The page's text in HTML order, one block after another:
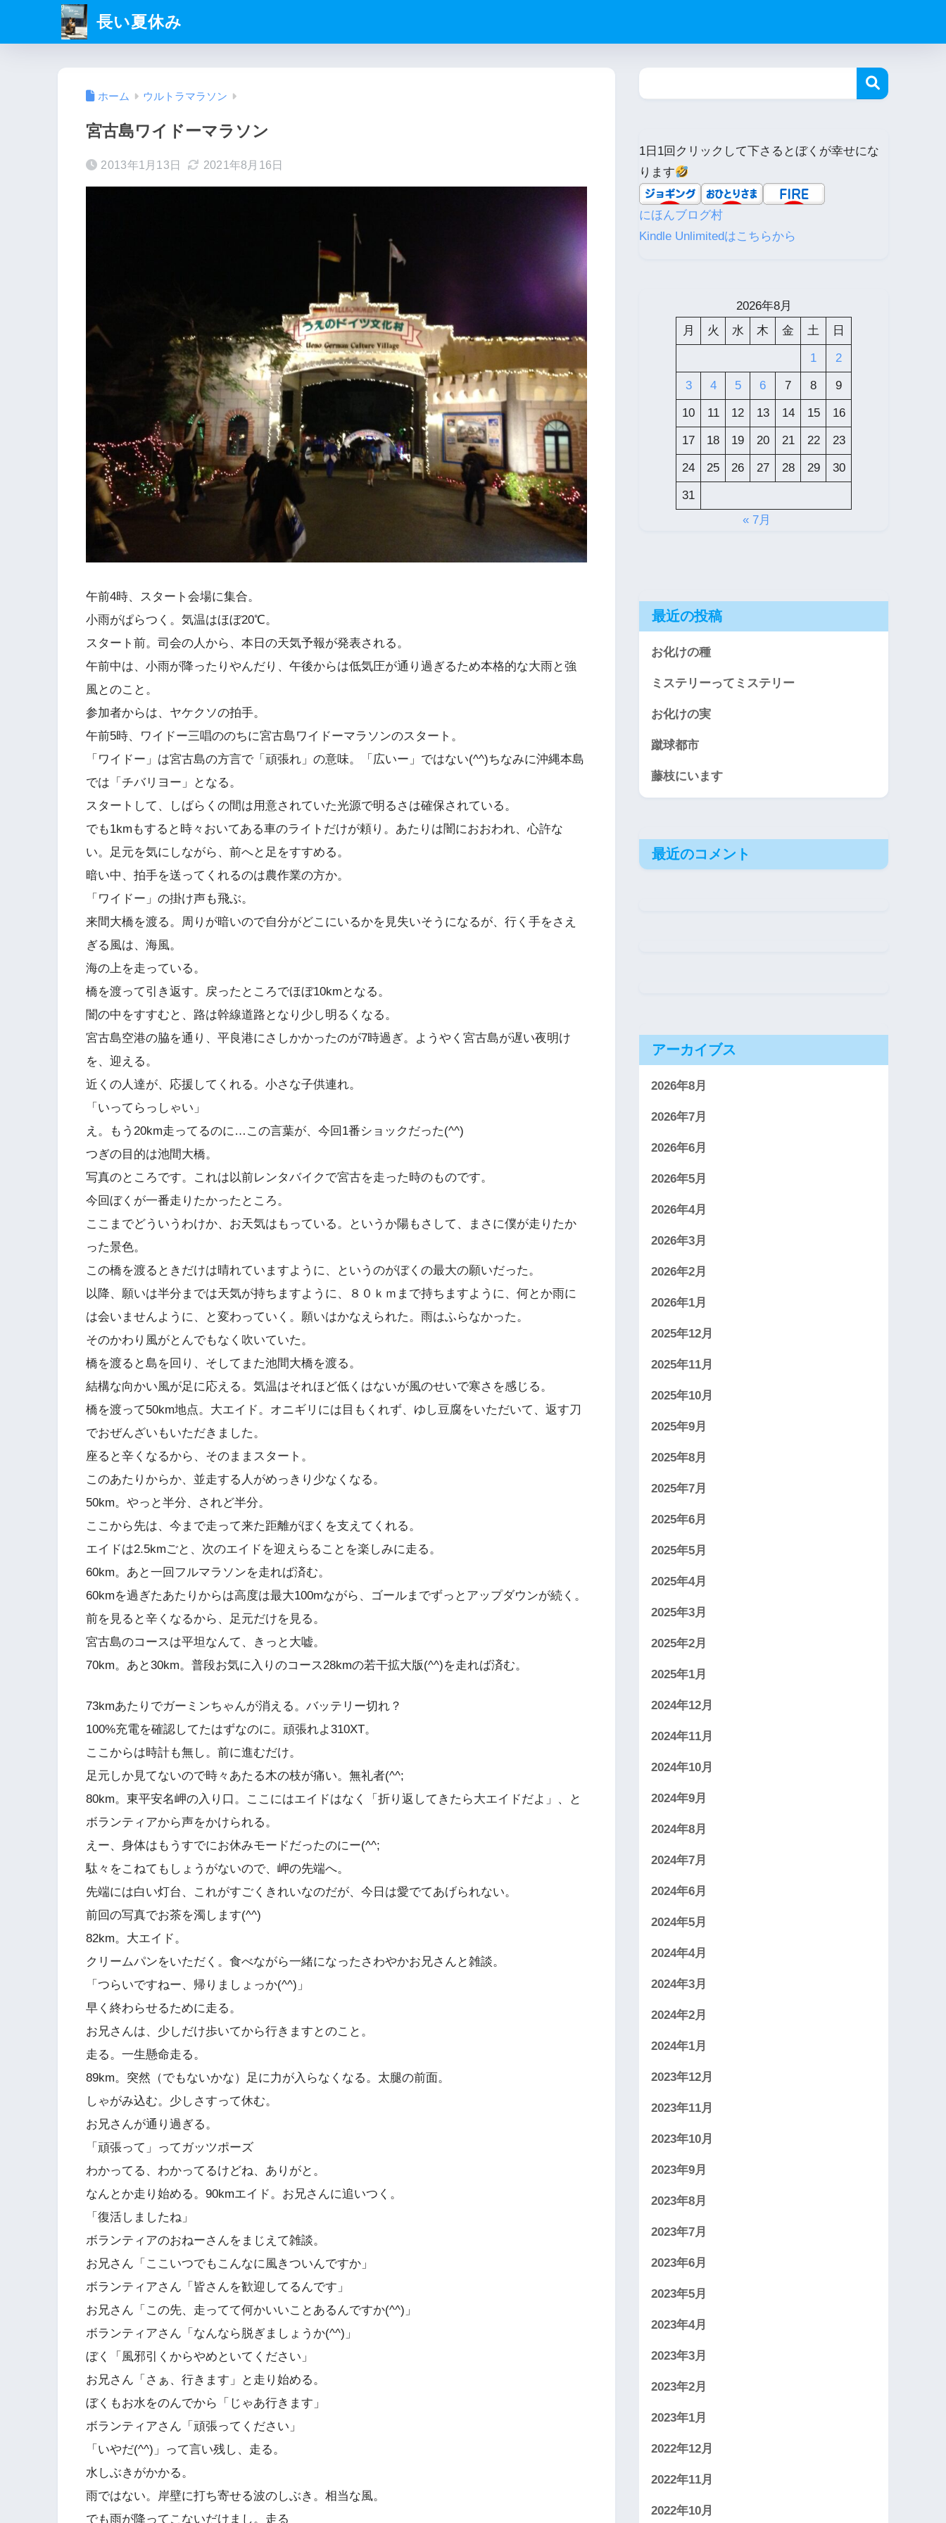
長い夏休み
ホーム ウルトラマラソン
宮古島ワイドーマラソン
2013年1月13日 2021年8月16日
午前4時、スタート会場に集合。
小雨がぱらつく。気温はほぼ20℃。
スタート前。司会の人から、本日の天気予報が発表される。
午前中は、小雨が降ったりやんだり、午後からは低気圧が通り過ぎるため本格的な大雨と強
風とのこと。
参加者からは、ヤケクソの拍手。
午前5時、ワイドー三唱ののちに宮古島ワイドーマラソンのスタート。
「ワイドー」は宮古島の方言で「頑張れ」の意味。「広いー」ではない(^^)ちなみに沖縄本島
では「チバリヨー」となる。
スタートして、しばらくの間は用意されていた光源で明るさは確保されている。
でも1kmもすると時々おいてある車のライトだけが頼り。あたりは闇におおわれ、心許な
い。足元を気にしながら、前へと足をすすめる。
暗い中、拍手を送ってくれるのは農作業の方か。
「ワイドー」の掛け声も飛ぶ。
来間大橋を渡る。周りが暗いので自分がどこにいるかを見失いそうになるが、行く手をさえ
ぎる風は、海風。
海の上を走っている。
橋を渡って引き返す。戻ったところでほぼ10kmとなる。
闇の中をすすむと、路は幹線道路となり少し明るくなる。
宮古島空港の脇を通り、平良港にさしかかったのが7時過ぎ。ようやく宮古島が遅い夜明け
を、迎える。
近くの人達が、応援してくれる。小さな子供連れ。
「いってらっしゃい」
え。もう20km走ってるのに…この言葉が、今回1番ショックだった(^^)
つぎの目的は池間大橋。
写真のところです。これは以前レンタバイクで宮古を走った時のものです。
今回ぼくが一番走りたかったところ。
ここまでどういうわけか、お天気はもっている。というか陽もさして、まさに僕が走りたか
った景色。
この橋を渡るときだけは晴れていますように、というのがぼくの最大の願いだった。
以降、願いは半分までは天気が持ちますように、８０ｋｍまで持ちますように、何とか雨に
は会いませんように、と変わっていく。願いはかなえられた。雨はふらなかった。
そのかわり風がとんでもなく吹いていた。
橋を渡ると島を回り、そしてまた池間大橋を渡る。
結構な向かい風が足に応える。気温はそれほど低くはないが風のせいで寒さを感じる。
橋を渡って50km地点。大エイド。オニギリには目もくれず、ゆし豆腐をいただいて、返す刀
でおぜんざいもいただきました。
座ると辛くなるから、そのままスタート。
このあたりからか、並走する人がめっきり少なくなる。
50km。やっと半分、されど半分。
ここから先は、今まで走って来た距離がぼくを支えてくれる。
エイドは2.5kmごと、次のエイドを迎えらることを楽しみに走る。
60km。あと一回フルマラソンを走れば済む。
60kmを過ぎたあたりからは高度は最大100mながら、ゴールまでずっとアップダウンが続く。
前を見ると辛くなるから、足元だけを見る。
宮古島のコースは平坦なんて、きっと大嘘。
70km。あと30km。普段お気に入りのコース28kmの若干拡大版(^^)を走れば済む。
73kmあたりでガーミンちゃんが消える。バッテリー切れ？
100%充電を確認してたはずなのに。頑張れよ310XT。
ここからは時計も無し。前に進むだけ。
足元しか見てないので時々あたる木の枝が痛い。無礼者(^^;
80km。東平安名岬の入り口。ここにはエイドはなく「折り返してきたら大エイドだよ」、と
ボランティアから声をかけられる。
えー、身体はもうすでにお休みモードだったのにー(^^;
駄々をこねてもしょうがないので、岬の先端へ。
先端には白い灯台、これがすごくきれいなのだが、今日は愛でてあげられない。
前回の写真でお茶を濁します(^^)
82km。大エイド。
クリームパンをいただく。食べながら一緒になったさわやかお兄さんと雑談。
「つらいですねー、帰りましょっか(^^)」
早く終わらせるために走る。
お兄さんは、少しだけ歩いてから行きますとのこと。
走る。一生懸命走る。
89km。突然（でもないかな）足に力が入らなくなる。太腿の前面。
しゃがみ込む。少しさすって休む。
お兄さんが通り過ぎる。
「頑張って」ってガッツポーズ
わかってる、わかってるけどね、ありがと。
なんとか走り始める。90kmエイド。お兄さんに追いつく。
「復活しましたね」
ボランティアのおねーさんをまじえて雑談。
お兄さん「ここいつでもこんなに風きついんですか」
ボランティアさん「皆さんを歓迎してるんです」
お兄さん「この先、走ってて何かいいことあるんですか(^^)」
ボランティアさん「なんなら脱ぎましょうか(^^)」
ぼく「風邪引くからやめといてください」
お兄さん「さぁ、行きます」と走り始める。
ぼくもお水をのんでから「じゃあ行きます」
ボランティアさん「頑張ってください」
「いやだ(^^)」って言い残し、走る。
水しぶきがかかる。
雨ではない。岸壁に打ち寄せる波のしぶき。相当な風。
でも雨が降ってこないだけまし。走る
1日1回クリックして下さるとぼくが幸せにな
ります
にほんブログ村
Kindle Unlimitedはこちらから
2026年8月
月
火 水 木 金 土 日
1 2
3 4 5 6 7 8 9
10 11 12 13 14 15 16
17 18 19 20 21 22 23
24 25 26 27 28 29 30
31
« 7月
最近の投稿
お化けの種
ミステリーってミステリー
お化けの実
蹴球都市
藤枝にいます
最近のコメント
アーカイブス
2026年8月
2026年7月
2026年6月
2026年5月
2026年4月
2026年3月
2026年2月
2026年1月
2025年12月
2025年11月
2025年10月
2025年9月
2025年8月
2025年7月
2025年6月
2025年5月
2025年4月
2025年3月
2025年2月
2025年1月
2024年12月
2024年11月
2024年10月
2024年9月
2024年8月
2024年7月
2024年6月
2024年5月
2024年4月
2024年3月
2024年2月
2024年1月
2023年12月
2023年11月
2023年10月
2023年9月
2023年8月
2023年7月
2023年6月
2023年5月
2023年4月
2023年3月
2023年2月
2023年1月
2022年12月
2022年11月
2022年10月